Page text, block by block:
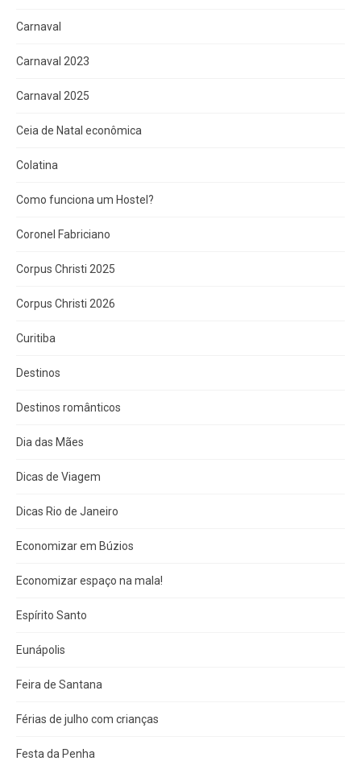
Carnaval
Carnaval 2023
Carnaval 2025
Ceia de Natal econômica
Colatina
Como funciona um Hostel?
Coronel Fabriciano
Corpus Christi 2025
Corpus Christi 2026
Curitiba
Destinos
Destinos românticos
Dia das Mães
Dicas de Viagem
Dicas Rio de Janeiro
Economizar em Búzios
Economizar espaço na mala!
Espírito Santo
Eunápolis
Feira de Santana
Férias de julho com crianças
Festa da Penha